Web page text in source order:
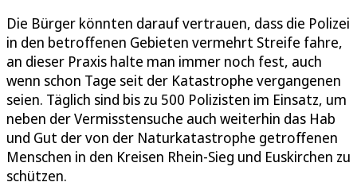
Die Bürger könnten darauf vertrauen, dass die Polizei
in den betroffenen Gebieten vermehrt Streife fahre,
an dieser Praxis halte man immer noch fest, auch
wenn schon Tage seit der Katastrophe vergangenen
seien. Täglich sind bis zu 500 Polizisten im Einsatz, um
neben der Vermisstensuche auch weiterhin das Hab
und Gut der von der Naturkatastrophe getroffenen
Menschen in den Kreisen Rhein-Sieg und Euskirchen zu
schützen.